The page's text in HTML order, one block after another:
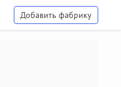
Добавить фабрику